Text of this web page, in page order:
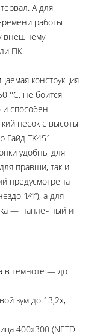
А для
работы
внешнему
ПК.
конструкция.
°C, не боится
и способен
песок с высоты
Гайд TK451
удобны для
правши, так и
предусмотрена
1⁄4“), а для
— наплечный и
в темноте — до
зум до 13,2x,
400x300 (NETD